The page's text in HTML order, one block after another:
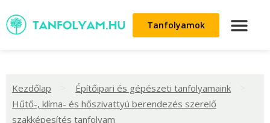
Tanfolyamok
Kezdőlap Építőipari és gépészeti tanfolyamaink
Hűtő-, klíma- és hőszivattyú berendezés szerelő
szakképesítés tanfolyam